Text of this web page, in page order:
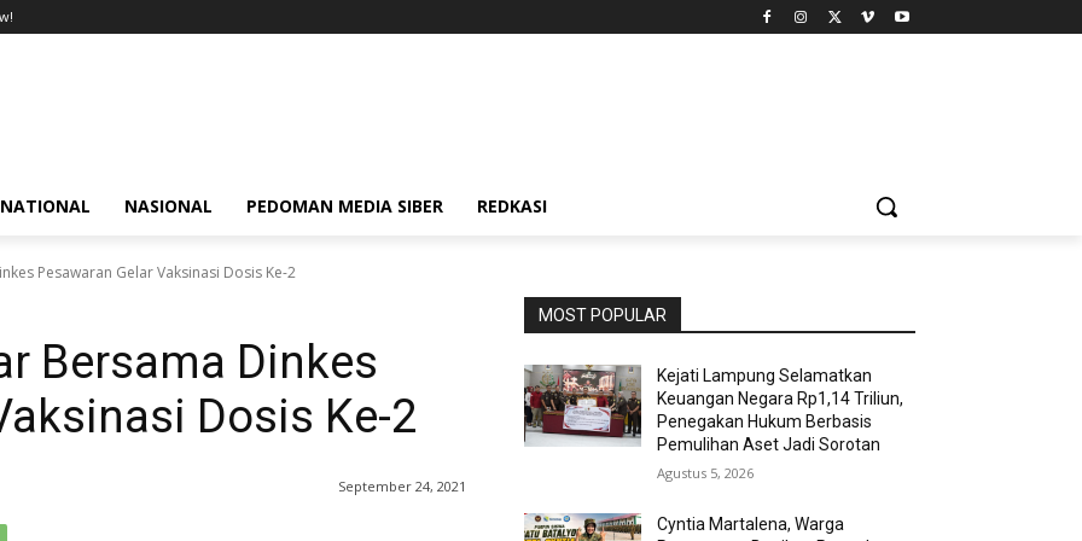
NASIONAL PEDOMAN MEDIA SIBER REDKASI
Pesawaran Gelar Vaksinasi Dosis Ke-2
Bersama Dinkes
Dosis Ke-2
September 24, 2021
MOST POPULAR
Kejati Lampung Selamatkan
Keuangan Negara Rp1,14 Triliun,
Penegakan Hukum Berbasis
Pemulihan Aset Jadi Sorotan
Agustus 5, 2026
Cyntia Martalena, Warga